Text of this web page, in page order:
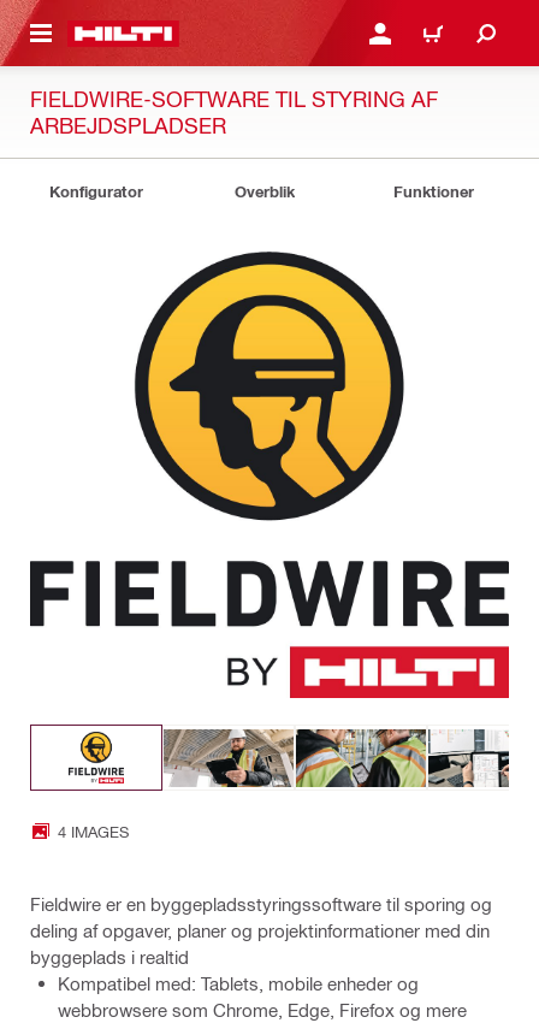
HOVEDINDHOLD LOG IND ELLER
INDKØBSKURV
FIELDWIRE-SOFTWARE TIL STYRING AF
ARBEJDSPLADSER
Konfigurator Overblik Funktioner
4 IMAGES
Fieldwire er en byggepladsstyringssoftware til sporing og
deling af opgaver, planer og projektinformationer med din
byggeplads i realtid
Kompatibel med: Tablets, mobile enheder og
webbrowsere som Chrome, Edge, Firefox og mere